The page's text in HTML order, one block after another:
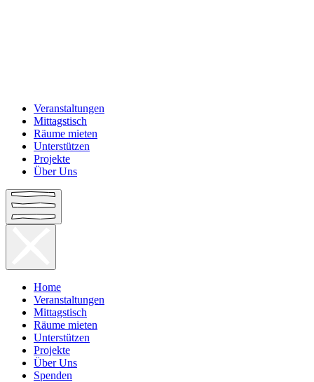
Veranstaltungen
Mittagstisch
Räume mieten
Unterstützen
Projekte
Über Uns
Home
Veranstaltungen
Mittagstisch
Räume mieten
Unterstützen
Projekte
Über Uns
Spenden